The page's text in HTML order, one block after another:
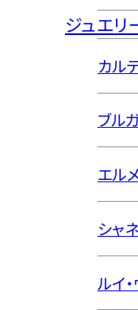
ジュエリ
カル
ブル
エル
シャ
ルイ